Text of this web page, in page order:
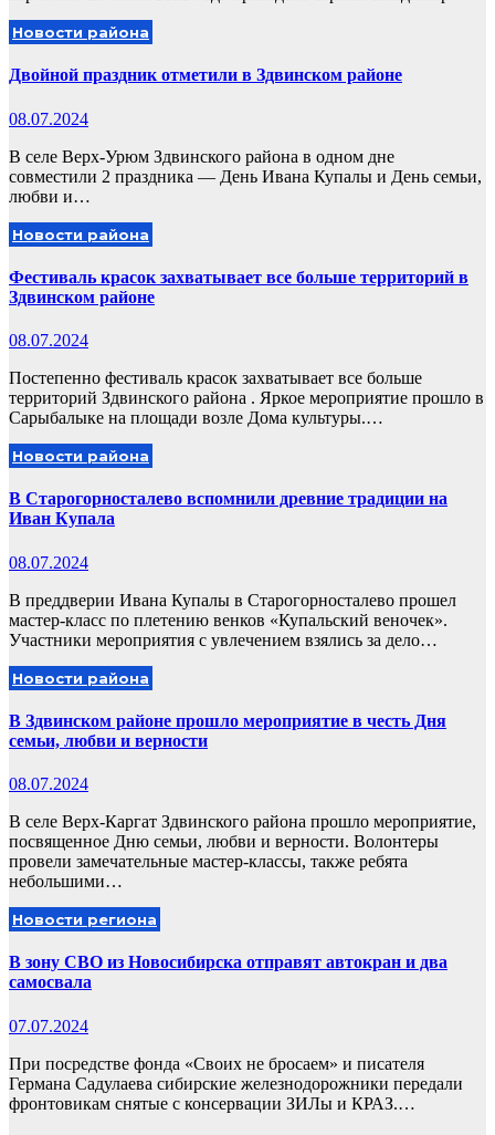
Новости района
Двойной праздник отметили в Здвинском районе
08.07.2024
В селе Верх-Урюм Здвинского района в одном дне
совместили 2 праздника — День Ивана Купалы и День семьи,
любви и…
Новости района
Фестиваль красок захватывает все больше территорий в
Здвинском районе
08.07.2024
Постепенно фестиваль красок захватывает все больше
территорий Здвинского района . Яркое мероприятие прошло в
Сарыбалыке на площади возле Дома культуры.…
Новости района
В Старогорносталево вспомнили древние традиции на
Иван Купала
08.07.2024
В преддверии Ивана Купалы в Старогорносталево прошел
мастер-класс по плетению венков «Купальский веночек».
Участники мероприятия с увлечением взялись за дело…
Новости района
В Здвинском районе прошло мероприятие в честь Дня
семьи, любви и верности
08.07.2024
В селе Верх-Каргат Здвинского района прошло мероприятие,
посвященное Дню семьи, любви и верности. Волонтеры
провели замечательные мастер-классы, также ребята
небольшими…
Новости региона
В зону СВО из Новосибирска отправят автокран и два
самосвала
07.07.2024
При посредстве фонда «Своих не бросаем» и писателя
Германа Садулаева сибирские железнодорожники передали
фронтовикам снятые с консервации ЗИЛы и КРАЗ.…